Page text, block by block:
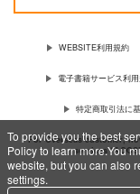
To provide you the best
Policy to learn more.You
website, but you can also
settings.
WEBSITE利用規約
電子書籍サービス利
特定商取引法に
For Overseas customer,
services